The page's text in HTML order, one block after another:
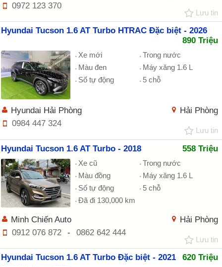
0972 123 370
Lưu tin
Hyundai Tucson 1.6 AT Turbo HTRAC Đặc biệt - 2026
890 Triệu
Xe mới
Trong nước
Màu đen
Máy xăng 1.6 L
Số tự động
5 chỗ
Hải Phòng
Hyundai Hải Phòng
0984 447 324
Lưu tin
Hyundai Tucson 1.6 AT Turbo - 2018 558 Triệu
Xe cũ
Trong nước
Màu đồng
Máy xăng 1.6 L
Số tự động
5 chỗ
Đã đi 130,000 km
Hải Phòng
Minh Chiến Auto
0912 076 872
- 0862 642 444
Lưu tin
Hyundai Tucson 1.6 AT Turbo Đặc biệt - 2021 620 Triệu